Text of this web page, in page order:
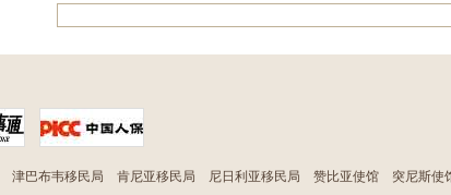
津巴布韦移民局 肯尼亚移民局 尼日利亚移民局 赞比亚使馆 突尼斯使